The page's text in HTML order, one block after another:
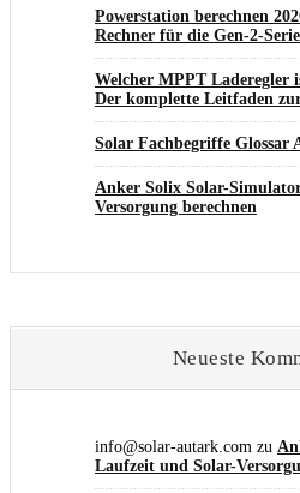
Powerstation berechnen
Rechner für die Gen-2-Serie
Welcher MPPT
Der komplette Leitfaden
Solar Fachbegriffe Glossar
Anker Solix Solar-
Versorgung berechnen
Neueste
info@solar-autark.com zu
Laufzeit und Solar-